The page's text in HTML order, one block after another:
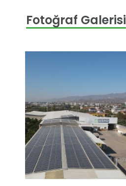
Fotoğraf Galerisi